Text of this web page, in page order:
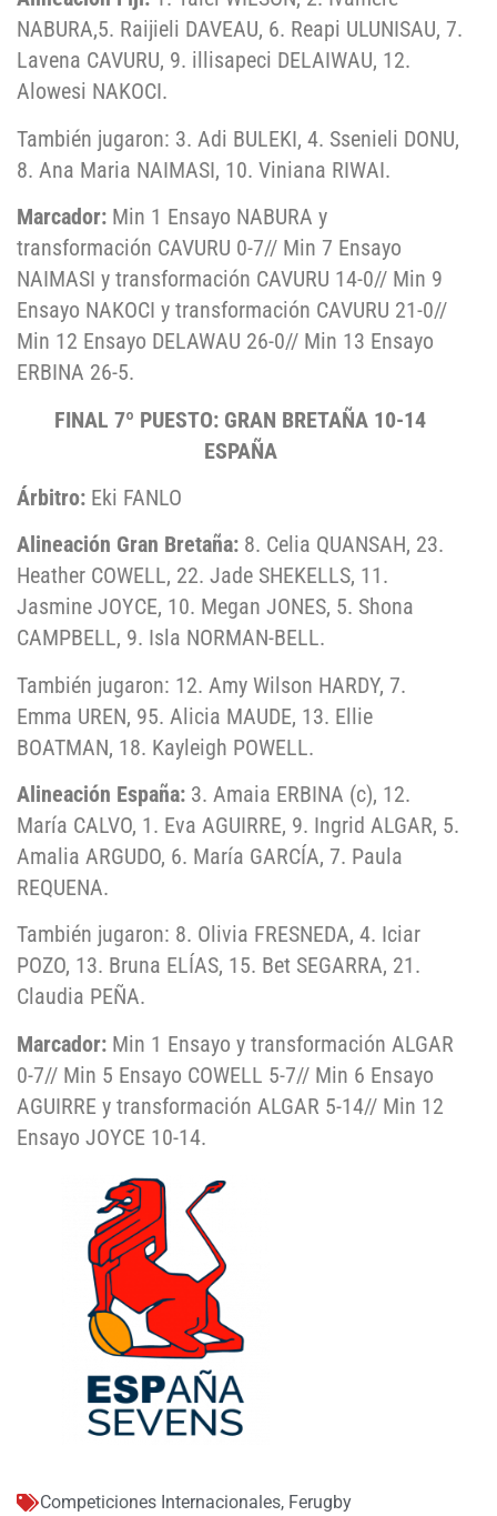
NABURA,5. Raijieli DAVEAU, 6. Reapi ULUNISAU, 7.
Lavena CAVURU, 9. illisapeci DELAIWAU, 12.
Alowesi NAKOCI.
También jugaron: 3. Adi BULEKI, 4. Ssenieli DONU,
8. Ana Maria NAIMASI, 10. Viniana RIWAI.
Marcador: Min 1 Ensayo NABURA y
transformación CAVURU 0-7// Min 7 Ensayo
NAIMASI y transformación CAVURU 14-0// Min 9
Ensayo NAKOCI y transformación CAVURU 21-0//
Min 12 Ensayo DELAWAU 26-0// Min 13 Ensayo
ERBINA 26-5.
FINAL 7º PUESTO: GRAN BRETAÑA 10-14
ESPAÑA
Árbitro: Eki FANLO
Alineación Gran Bretaña: 8. Celia QUANSAH, 23.
Heather COWELL, 22. Jade SHEKELLS, 11.
Jasmine JOYCE, 10. Megan JONES, 5. Shona
CAMPBELL, 9. Isla NORMAN-BELL.
También jugaron: 12. Amy Wilson HARDY, 7.
Emma UREN, 95. Alicia MAUDE, 13. Ellie
BOATMAN, 18. Kayleigh POWELL.
Alineación España: 3. Amaia ERBINA (c), 12.
María CALVO, 1. Eva AGUIRRE, 9. Ingrid ALGAR, 5.
Amalia ARGUDO, 6. María GARCÍA, 7. Paula
REQUENA.
También jugaron: 8. Olivia FRESNEDA, 4. Iciar
POZO, 13. Bruna ELÍAS, 15. Bet SEGARRA, 21.
Claudia PEÑA.
Marcador: Min 1 Ensayo y transformación ALGAR
0-7// Min 5 Ensayo COWELL 5-7// Min 6 Ensayo
AGUIRRE y transformación ALGAR 5-14// Min 12
Ensayo JOYCE 10-14.
Competiciones Internacionales, Ferugby